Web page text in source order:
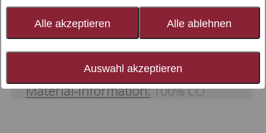
Druckdessin, schmal gesäumt (sommerlich)
Material-Information:100% CO
Alle akzeptieren Alle ablehnen
Auswahl akzeptieren